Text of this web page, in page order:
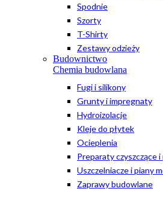
Spodnie
Szorty
T-Shirty
Zestawy odzieży
Budownictwo
Chemia budowlana
Fugi i silikony
Grunty i impregnaty
Hydroizolacje
Kleje do płytek
Ocieplenia
Preparaty czyszczące
Uszczelniacze i piany
Zaprawy budowlane